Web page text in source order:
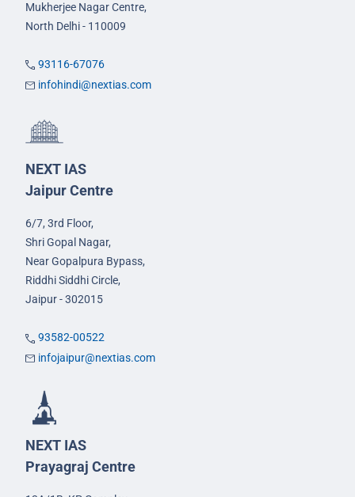
Mukherjee Nagar Centre,
North Delhi - 110009
93116-67076
infohindi@nextias.com
NEXT IAS
Jaipur Centre
6/7, 3rd Floor,
Shri Gopal Nagar,
Near Gopalpura Bypass,
Riddhi Siddhi Circle,
Jaipur - 302015
93582-00522
infojaipur@nextias.com
NEXT IAS
Prayagraj Centre